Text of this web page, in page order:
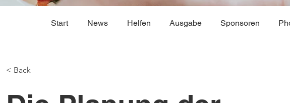
Start News Helfen Ausgabe Sponsoren
< Back